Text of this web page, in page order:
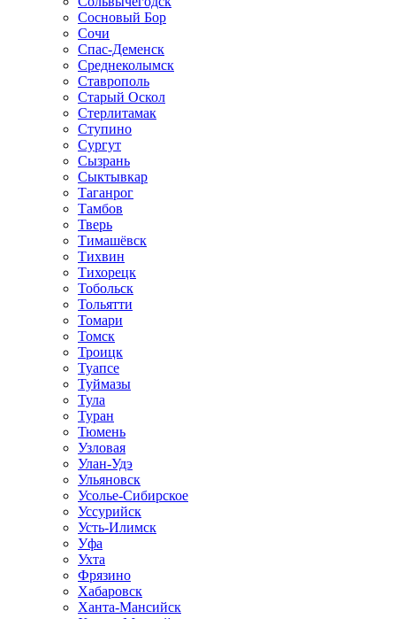
Сосновый Бор
Сочи
Спас-Деменск
Среднеколымск
Ставрополь
Старый Оскол
Стерлитамак
Ступино
Сургут
Сызрань
Сыктывкар
Таганрог
Тамбов
Тверь
Тимашёвск
Тихвин
Тихорецк
Тобольск
Тольятти
Томари
Томск
Троицк
Туапсе
Туймазы
Тула
Туран
Тюмень
Узловая
Улан-Удэ
Ульяновск
Усолье-Сибирское
Уссурийск
Усть-Илимск
Уфа
Ухта
Фрязино
Хабаровск
Ханта-Мансийск